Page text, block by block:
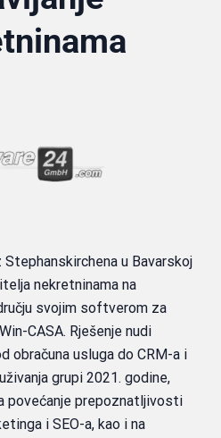
Stephanskirchena u Bavarskoj
nekretninama na
svojim softverom za
CASA. Rješenje nudi
obračuna usluga do CRM-a i
grupi 2021. godine,
povećanje prepoznatljivosti
i SEO-a, kao i na